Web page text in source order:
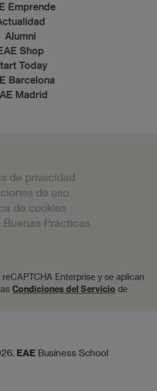
Emprende
Alumni
Shop
Today
Barcelona
Madrid
de privacidad
de uso
de cookies
Buenas Prácticas
Enterprise y se aplican
Condiciones del Servicio de
EAE Business School